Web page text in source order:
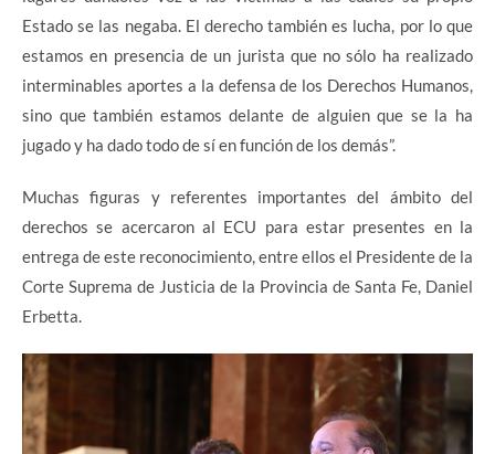
Estado se las negaba. El derecho también es lucha, por lo que
estamos en presencia de un jurista que no sólo ha realizado
interminables aportes a la defensa de los Derechos Humanos,
sino que también estamos delante de alguien que se la ha
jugado y ha dado todo de sí en función de los demás”.
Muchas figuras y referentes importantes del ámbito del
derechos se acercaron al ECU para estar presentes en la
entrega de este reconocimiento, entre ellos el Presidente de la
Corte Suprema de Justicia de la Provincia de Santa Fe, Daniel
Erbetta.